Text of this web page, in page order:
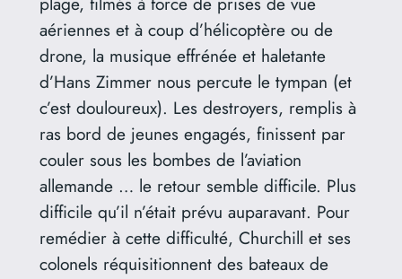
aériennes et à coup d’hélicoptère ou de
drone, la musique effrénée et haletante
d’Hans Zimmer nous percute le tympan (et
c’est douloureux). Les destroyers, remplis à
ras bord de jeunes engagés, finissent par
couler sous les bombes de l’aviation
allemande … le retour semble difficile. Plus
difficile qu’il n’était prévu auparavant. Pour
remédier à cette difficulté, Churchill et ses
colonels réquisitionnent des bateaux de